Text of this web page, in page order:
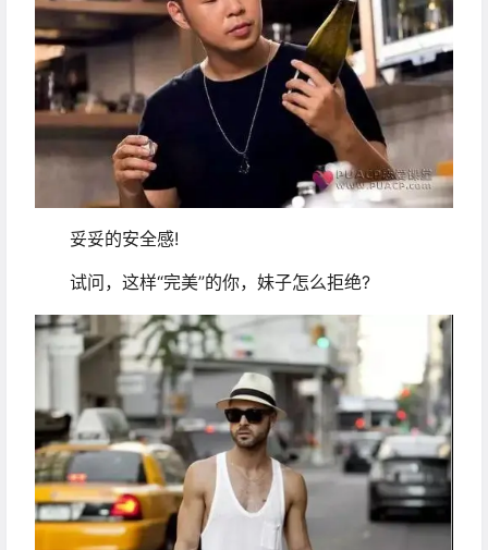
妥妥的安全感!
试问，这样“完美”的你，妹子怎么拒绝?